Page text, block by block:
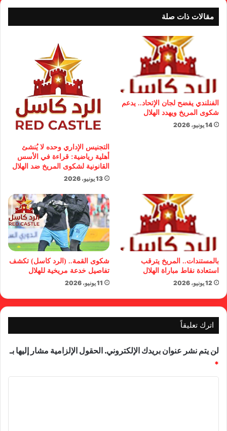
مقالات ذات صلة
الفنلندي يفضح لجان الإتحاد.. يدعم
شكوى المريخ ويهدد الهلال
14 يونيو، 2026
التجنيس الإداري وحده لا يُنشئ
أهلية رياضية: قراءة في الأسس
القانونية لشكوى المريخ ضد الهلال
13 يونيو، 2026
بالمستندات.. المريخ يترقب
استعادة نقاط مباراة الهلال
12 يونيو، 2026
شكوى القمة.. (الرد كاسل) تكشف
تفاصيل خدعة مريخية للهلال
11 يونيو، 2026
اترك تعليقاً
لن يتم نشر عنوان بريدك الإلكتروني. الحقول الإلزامية مشار إليها بـ
*